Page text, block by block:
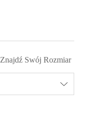
Znajdź Swój Rozmiar